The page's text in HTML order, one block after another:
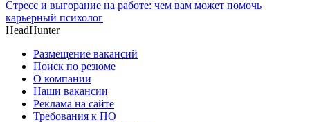
Стресс и выгорание на работе: чем вам может помочь
карьерный психолог
HeadHunter
Размещение вакансий
Поиск по резюме
О компании
Наши вакансии
Реклама на сайте
Требования к ПО